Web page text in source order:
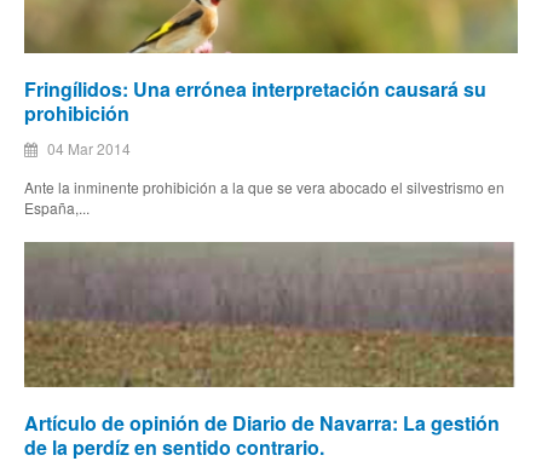
Fringílidos: Una errónea interpretación causará su
prohibición
04 Mar 2014
Ante la inminente prohibición a la que se vera abocado el silvestrismo en
España,...
Artículo de opinión de Diario de Navarra: La gestión
de la perdíz en sentido contrario.